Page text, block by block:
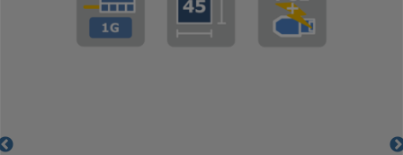
MS450186PM-48G6+